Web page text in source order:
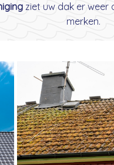
ziet uw dak er weer
merken.